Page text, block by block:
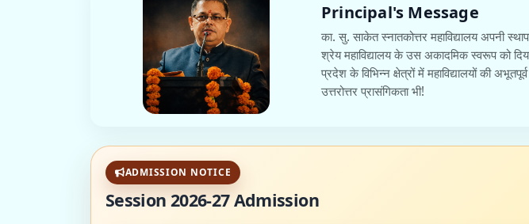
Principal's Message
का. सु. साकेत स्नातकोत्तर महाविद्यालय अपनी
श्रेय महाविद्यालय के उस अकादमिक स्वरूप को
प्रदेश के विभिन्न क्षेत्रों में महाविद्यालयों की
उत्तरोत्तर प्रासंगिकता भी!
ADMISSION NOTICE
Session 2026-27 Admission